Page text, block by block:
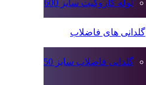
لوله کاروگیت سایز 600
گلدانی های فاضلاب
گلدانی فاضلاب سایز 50